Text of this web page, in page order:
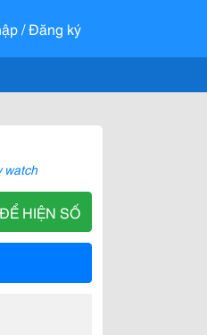
/ Đăng ký
watch
HIỆN SỐ